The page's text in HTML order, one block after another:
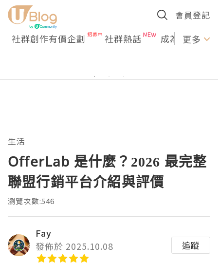
會員登記
社群創作有價企劃 社群熱話 成為U更多
生活
OfferLab 是什麼？2026 最完整
聯盟行銷平台介紹與評價
瀏覽次數:546
Fay
發佈於 2025.10.08
追蹤